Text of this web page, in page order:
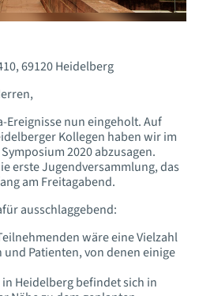
69120 Heidelberg
Ereignisse nun eingeholt. Auf
Kollegen haben wir im
2020 abzusagen.
erste Jugendversammlung, das
am Freitagabend.
ausschlaggebend:
wäre eine Vielzahl
Patienten, von denen einige
Heidelberg befindet sich in